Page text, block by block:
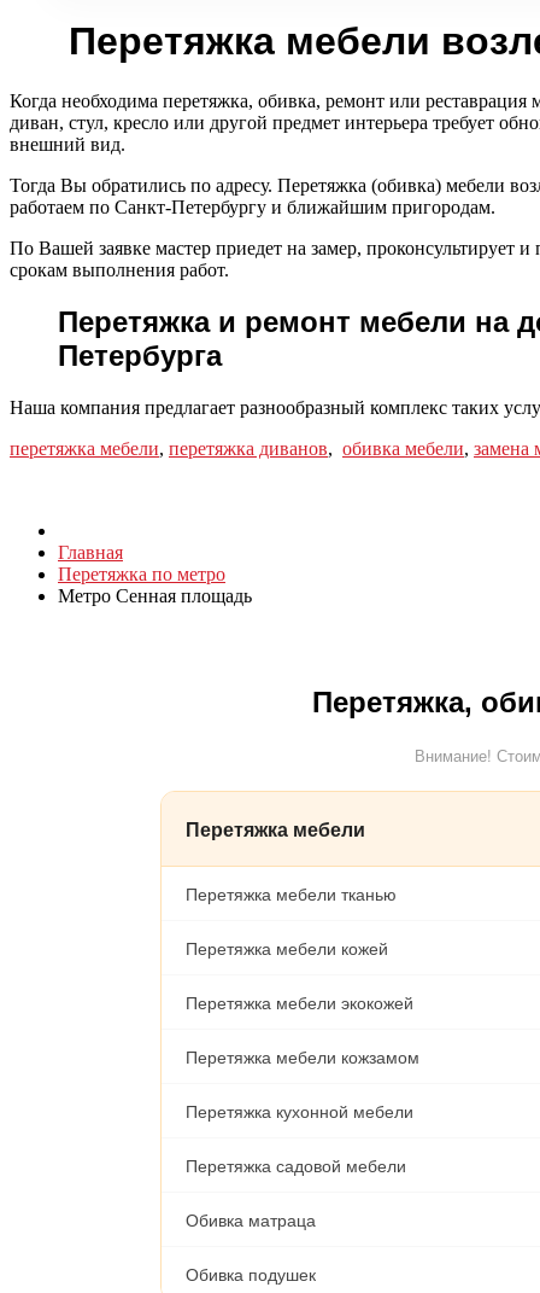
Перетяжка мебели
Когда необходима перетяжка, обивка, ремонт или
диван, стул, кресло или другой предмет интерьера требует
внешний вид.
Тогда Вы обратились по адресу. Перетяжка (обивка) мебели
работаем по Санкт-Петербургу и ближайшим пригородам.
По Вашей заявке мастер приедет на замер,
срокам выполнения работ.
Перетяжка и ремонт мебели на
Петербурга
Наша компания предлагает разнообразный комплекс таких
перетяжка мебели, перетяжка диванов, обивка мебели, замена
Главная
Перетяжка по метро
Метро Сенная площадь
Перетяжка,
Внимание!
Перетяжка мебели
Перетяжка мебели тканью
Перетяжка мебели кожей
Перетяжка мебели экокожей
Перетяжка мебели кожзамом
Перетяжка кухонной мебели
Перетяжка садовой мебели
Обивка матраца
Обивка подушек